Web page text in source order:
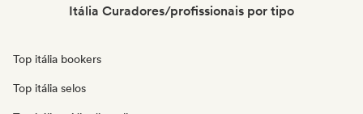
Itália Curadores/profissionais por tipo
Top itália bookers
Top itália selos